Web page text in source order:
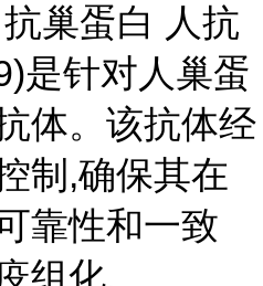
巢蛋白 人抗
是针对人巢蛋
体。该抗体经
制,确保其在
靠性和一致
组化、